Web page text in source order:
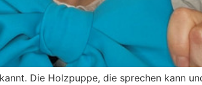
Die Holzpuppe, die sprechen kann